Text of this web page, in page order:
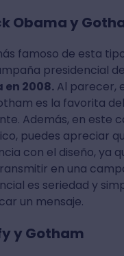
Obama y
famoso de esta
presidencial
en 2008.Al parecer,
es la favorita
Además, en este
puedes apreciar
con el diseño, ya
en una
es seriedad y
un mensaje.
y Gotham